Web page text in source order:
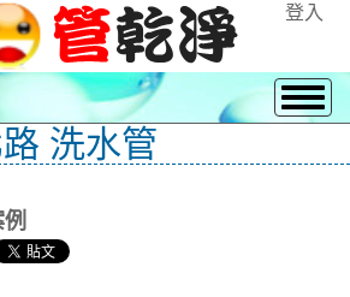
登入
洗水管